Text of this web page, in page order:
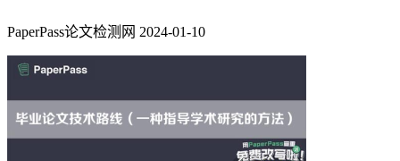
PaperPass论文检测网 2024-01-10